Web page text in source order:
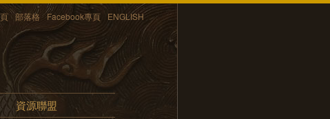
部落格 Facebook專頁 ENGLISH
資源聯盟